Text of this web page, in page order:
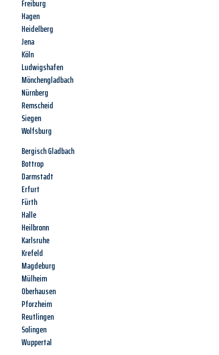
Freiburg
Hagen
Heidelberg
Jena
Köln
Ludwigshafen
Mönchengladbach
Nürnberg
Remscheid
Siegen
Wolfsburg
Bergisch Gladbach
Bottrop
Darmstadt
Erfurt
Fürth
Halle
Heilbronn
Karlsruhe
Krefeld
Magdeburg
Mülheim
Oberhausen
Pforzheim
Reutlingen
Solingen
Wuppertal